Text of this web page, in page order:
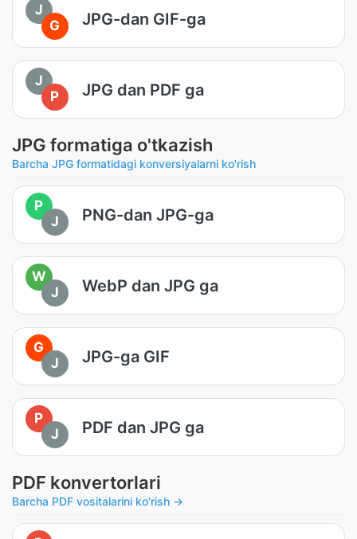
J
G
JPG-dan GIF-ga
J
P
JPG dan PDF ga
JPG formatiga o'tkazish
Barcha JPG formatidagi konversiyalarni ko'rish
P
J
PNG-dan JPG-ga
W
J
WebP dan JPG ga
G
J
JPG-ga GIF
P
J
PDF dan JPG ga
PDF konvertorlari
Barcha PDF vositalarini ko'rish →